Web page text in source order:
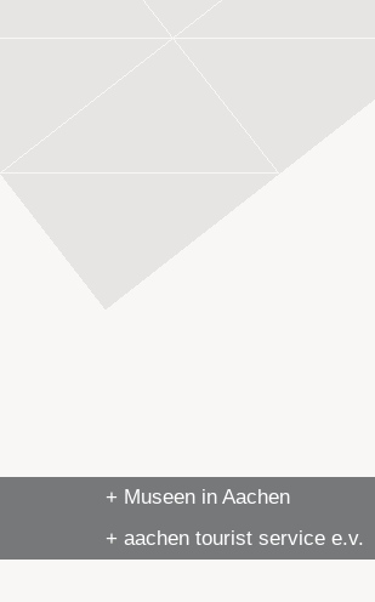
+ Museen in Aachen
+ aachen tourist service e.v.